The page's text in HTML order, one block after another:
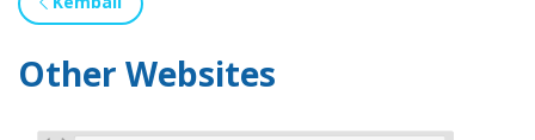
Other Websites